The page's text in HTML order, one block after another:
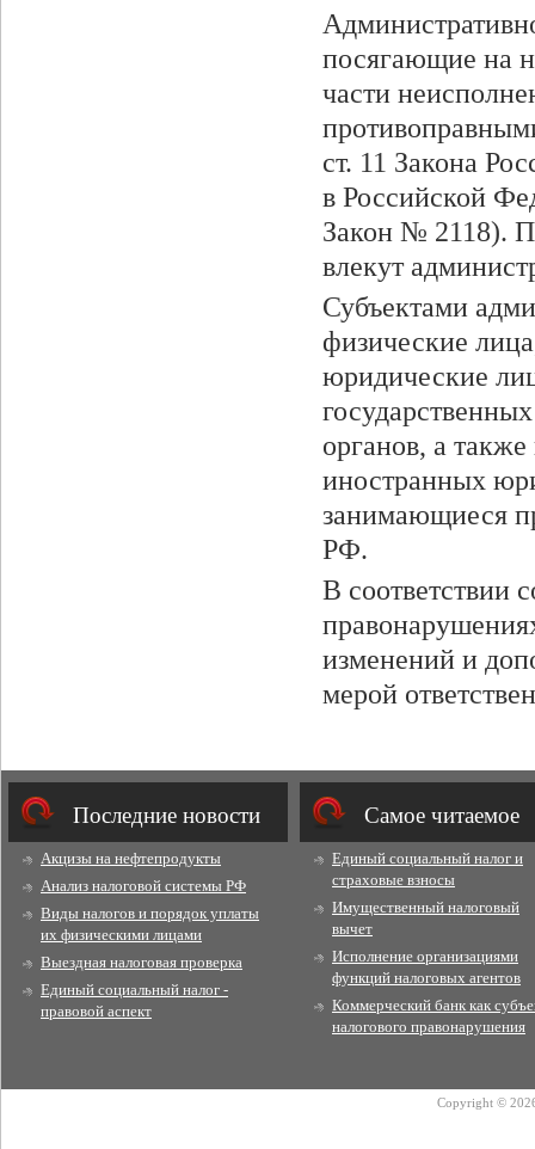
посягающие на
части
ст. 11 Закона
в Российской
Закон № 2118).
влекут
Субъектами
физические
юридические
органов, а
иностранных
занимающиеся
РФ.
В соответствии
изменений и
мерой
Последние новости
Акцизы на нефтепродукты
Анализ налоговой системы РФ
Виды налогов и порядок уплаты
их физическими лицами
Выездная налоговая проверка
Единый социальный налог -
правовой аспект
Cамое читаемое
Единый социальный налог и
страховые взносы
Имущественный налоговый
вычет
Исполнение организациями
функций налоговых агентов
Коммерческий банк как
налогового правонарушения
Copyright ©